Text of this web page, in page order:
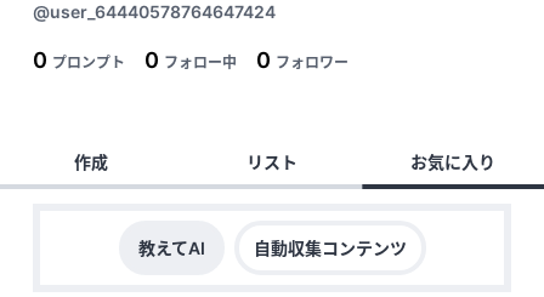
@user_64440578764647424
0 プロンプト 0 フォロー中 0 フォロワー
作成 リスト お気に入り
教えてAI 自動収集コンテンツ